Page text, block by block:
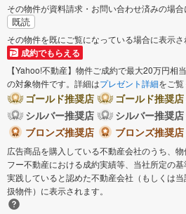
その物件が資料請求・お問い合わせ済みの場合
既読
その物件を既にご覧になっている場合に表示さ
成約でもらえる
【Yahoo!不動産】物件ご成約で最大20万円相
の対象物件です。詳細はプレゼント詳細をご覧
ゴールド推奨店
ゴールド推奨
シルバー推奨店
シルバー推奨
ブロンズ推奨店
ブロンズ推奨
広告商品を購入している不動産会社のうち、
フー不動産における成約実績等、当社所定の
実践していると認めた不動産会社（もしくは
扱物件）に表示されます。